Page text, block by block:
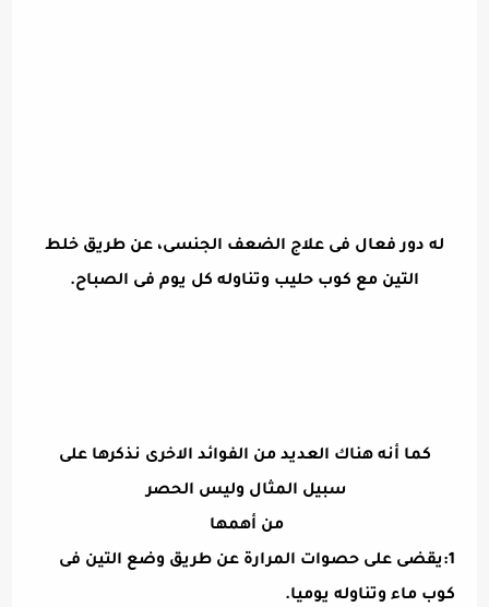
له دور فعال فى علاج الضعف الجنسى، عن طريق خلط
التين مع كوب حليب وتناوله كل يوم فى الصباح.
كما أنه هناك العديد من الفوائد الاخرى نذكرها على
سبيل المثال وليس الحصر
من أهمها
1:يقضى على حصوات المرارة عن طريق وضع التين فى
كوب ماء وتناوله يوميا.